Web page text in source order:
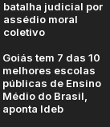
batalha judicial por
assédio moral
coletivo
Goiás tem 7 das 10
melhores escolas
públicas de Ensino
Médio do Brasil,
aponta Ideb